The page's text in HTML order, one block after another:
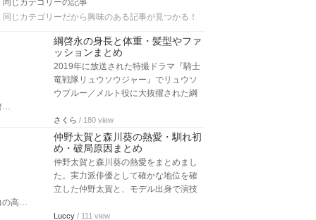
同じカテゴリーの記事
同じカテゴリーだから興味のある記事が見つかる！
綱啓永の身長と体重・髪型やファ
ッションまとめ
2019年に放送された特撮ドラマ『騎士
竜戦隊リュウソウジャー』でリュウソ
ウブルー／メルト役に大抜擢された綱
…
さくら / 180 view
仲野太賀と森川葵の熱愛・馴れ初
め・破局原因まとめ
仲野太賀と森川葵の熱愛をまとめまし
た。実力派俳優として確かな地位を確
立した仲野太賀と、モデル出身で演技
の高…
Luccy / 111 view